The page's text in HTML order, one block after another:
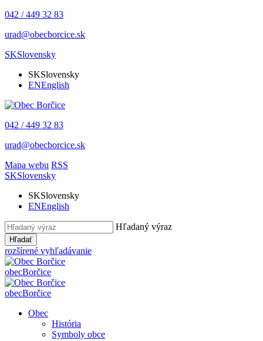
042 / 449 32 83
urad@obecborcice.sk
SKSlovensky
SKSlovensky
ENEnglish
042 / 449 32 83
urad@obecborcice.sk
Mapa webu RSS
SKSlovensky
SKSlovensky
ENEnglish
Hľadaný výraz
Hľadať
rozšírené vyhľadávanie
obecBorčice
obecBorčice
Obec
História
Symboly obce